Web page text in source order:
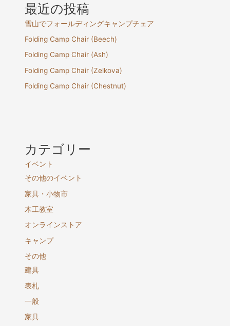
最近の投稿
雪山でフォールディングキャンプチェア
Folding Camp Chair (Beech)
Folding Camp Chair (Ash)
Folding Camp Chair (Zelkova)
Folding Camp Chair (Chestnut)
カテゴリー
イベント
その他のイベント
家具・小物市
木工教室
オンラインストア
キャンプ
その他
建具
表札
一般
家具